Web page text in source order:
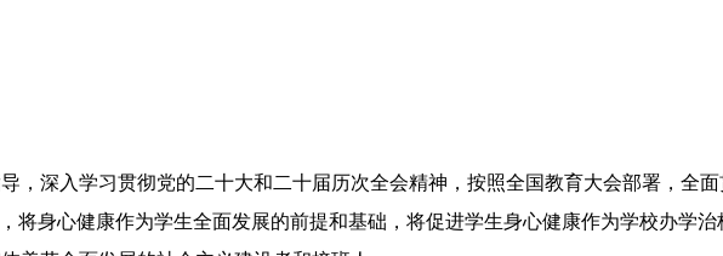
深入学习贯彻党的二十大和二十届历次全会精神，按照全国教育大会部署，全
将身心健康作为学生全面发展的前提和基础，将促进学生身心健康作为学校办学